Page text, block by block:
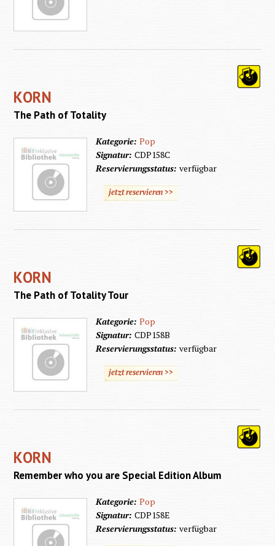
KORN
The Path of Totality
Kategorie:Pop
Signatur:CDP158C
Reservierungsstatus:verfügbar
jetzt reservieren >>
KORN
The Path of Totality Tour
Kategorie:Pop
Signatur:CDP158B
Reservierungsstatus:verfügbar
jetzt reservieren >>
KORN
Remember who you are Special Edition Album
Kategorie:Pop
Signatur:CDP158E
Reservierungsstatus:verfügbar